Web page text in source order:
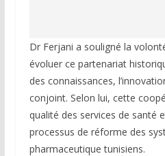
Dr Ferjani a souligné la
évoluer ce partenariat
des connaissances,
conjoint. Selon lui, cette
qualité des services de santé
processus de réforme des
pharmaceutique tunisiens.